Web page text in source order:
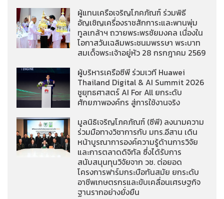
ผู้แทนเครือเจริญโภคภัณฑ์ ร่วมพิธี
อัญเชิญเครื่องราชสักการะและพานพุ่ม
ทูลเกล้าฯ ถวายพระพรชัยมงคล เนื่องใน
โอกาสวันเฉลิมพระชนมพรรษา พระบาท
สมเด็จพระเจ้าอยู่หัว 28 กรกฎาคม 2569
ผู้บริหารเครือซีพี ร่วมเวที Huawei
Thailand Digital & AI Summit 2026
ชูยุทธศาสตร์ AI For All ยกระดับ
ศักยภาพองค์กร สู่การใช้งานจริง
มูลนิธิเจริญโภคภัณฑ์ (ซีพี) ลงนามความ
ร่วมมือทางวิชาการกับ มทร.อีสาน เดิน
หน้าบูรณาการองค์ความรู้ด้านการวิจัย
และการตลาดดิจิทัล ซึ่งได้รับการ
สนับสนุนทุนวิจัยจาก วช. ต่อยอด
โครงการฟาร์มกระบือทันสมัย ยกระดับ
อาชีพเกษตรกรและขับเคลื่อนเศรษฐกิจ
ฐานรากอย่างยั่งยืน